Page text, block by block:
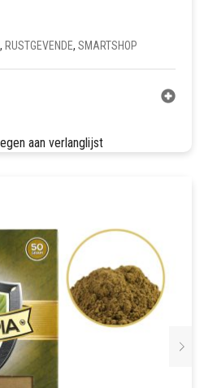
, RUSTGEVENDE, SMARTSHOP
aan verlanglijst